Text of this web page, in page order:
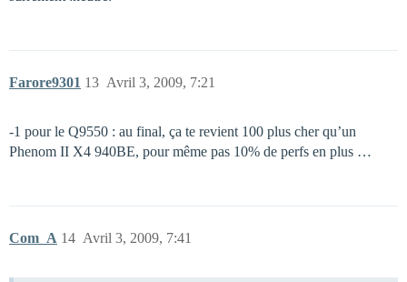
Farore9301 Avril 3, 2009, 7:21
13
-1 pour le Q9550 : au final, ça te revient 100 plus cher qu’un
Phenom II X4 940BE, pour même pas 10% de perfs en plus …
Com_A Avril 3, 2009, 7:41
14